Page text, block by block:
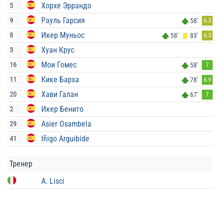
5 Хорхе Эррандо
9 Рауль Гарсия 58' 6.3
8 Икер Муньос 58' 83' 6.3
3 Хуан Крус
16 Мои Гомес 58' 7
11 Кике Барха 78' 6.9
20 Хави Галан 67' 7
2 Икер Бенито
29 Asier Osambela
41 Iñigo Arguibide
Тренер
A. Lisci